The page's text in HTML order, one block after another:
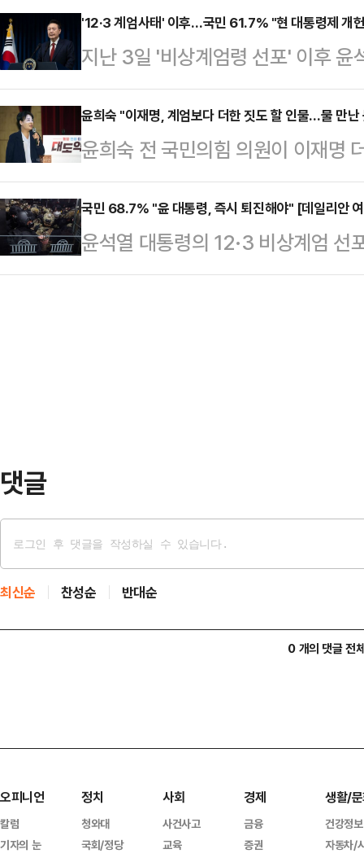
어민주당이 국정 발목을 잡아서"
기 위해서"라는 응답은 7.3%, "부
6.6%로…
여론조사공정㈜에 의뢰해 지난 9
수행 긍정평가는 17.5% (매우 잘
80.1%(매우 못함 75.1%·못하는
월 18~19일) 대비 긍정평가는
다.윤 대통령의 국정수행 긍정평가
'12·3 계엄사태' 이후…국민 61.7% "현 대통령제 개
지난 3일 '비상계엄령 선포' 이후 윤
후 최저치인 '데드덕' 수준을 기록
현행 '5년 단임 대통령제'를 바꾸는
일리안이 여론조사 전문기관 여론
선 ARS 방식으로 '현행 대통령제를
다고 보는가'를 물은 결과 응답자
면 "현행대로 5년 단임제"를 선택
임…
윤희숙 "이재명, 계엄보다 더한 짓도 할 인물…물 만난
윤희숙 전 국민의힘 의원이 이재명
통령 놀이를 시작했다"며 원색적으
이스북에 글을 올리고 "물 만난 듯
계엄보다 더한 짓도 할 인물'이라며
지금 가장 중요한 점을 망각하고 있
국민 68.7% "윤 대통령, 즉시 퇴진해야" [데일리안
윤석열 대통령의 12·3 비상계엄 선
대통령의 탄핵을 추진하고 있고, 여
댓글
최신순 찬성순 반대순
0 개의 댓글 전
오피니언
칼럼
기자의 눈
정치
청와대
국회/정당
사회
사건사고
교육
경제
금융
증권
생활/
건강정보
자동차/